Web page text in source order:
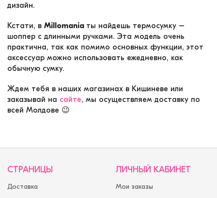
дизайн.
Кстати, в Millomania ты найдешь термосумку –
шоппер с длинными ручками. Эта модель очень
практична, так как помимо основных функции, этот
аксессуар можно использовать ежедневно, как
обычную сумку.
Ждем тебя в наших магазинах в Кишиневе или
заказывай на сайте, мы осуществляем доставку по
всей Молдове 😉
СТРАНИЦЫ
Доставка
ЛИЧНЫЙ КАБИНЕТ
Мои заказы